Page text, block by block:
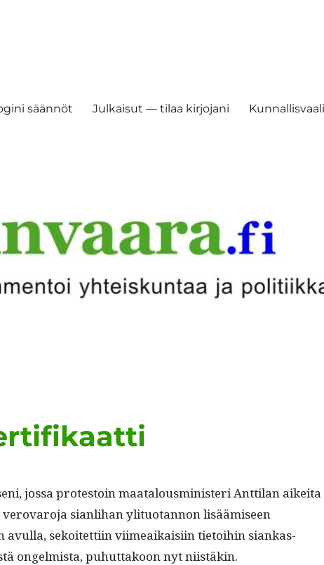
säännöt Julkaisut — tilaa kirjojani
jos­sa protestoin maat­alous­min­is­teri Antti­lan aikei­ta
sian­li­han yli­tuotan­non lisäämiseen
avul­la, sekoitet­ti­in viimeaikaisi­in tietoi­hin siankas­
ongelmista, puhut­takoon nyt niistäkin.